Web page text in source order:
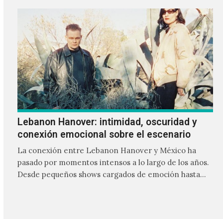
Lebanon Hanover: intimidad, oscuridad y
conexión emocional sobre el escenario
La conexión entre Lebanon Hanover y México ha
pasado por momentos intensos a lo largo de los años.
Desde pequeños shows cargados de emoción hasta